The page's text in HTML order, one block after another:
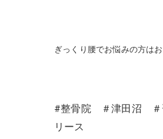
ぎっくり腰でお悩みの方は
#整骨院 ＃津田沼
リース